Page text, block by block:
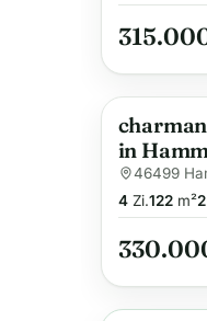
in
46499
4Zi.122m²